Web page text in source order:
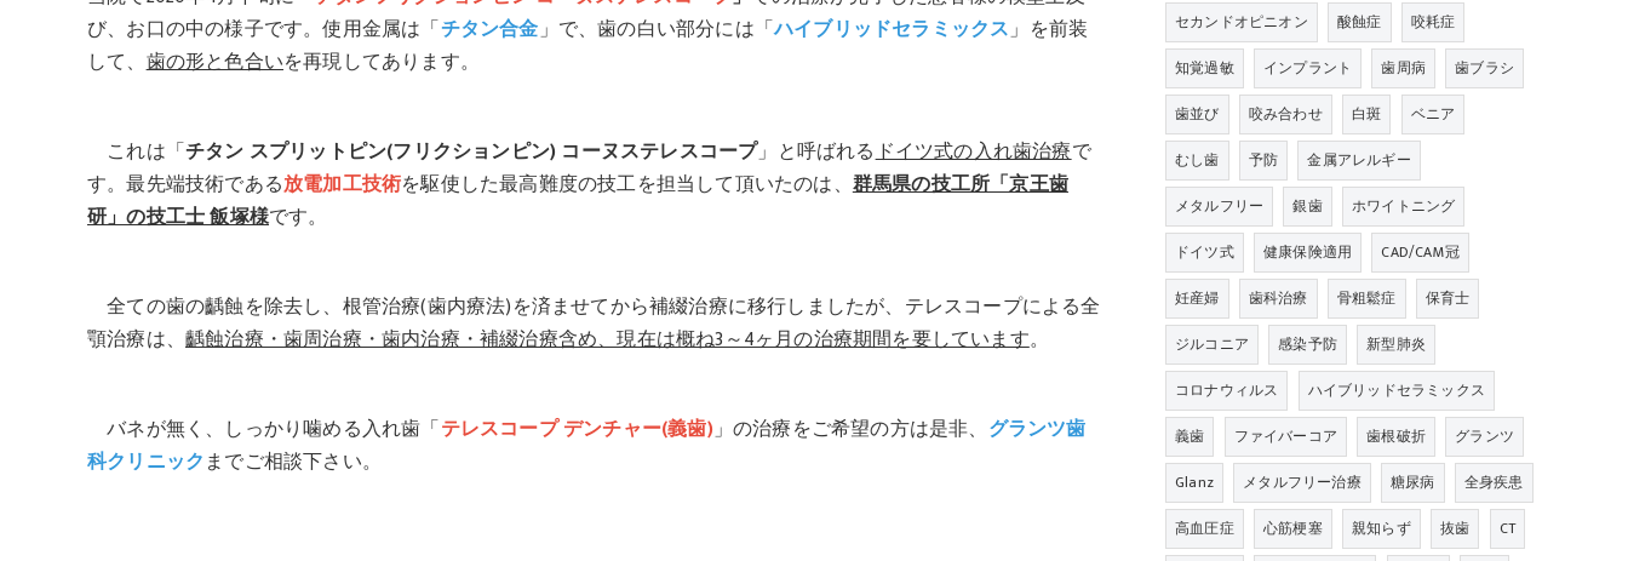
び、お口の中の様子です。使用金属は「チタン合金」で、歯の白い部分には「ハイブリッドセラミックス」を前装
して、歯の形と色合いを再現してあります。
これは「チタン スプリットピン(フリクションピン) コーヌステレスコープ」と呼ばれるドイツ式の入れ歯治療で
す。最先端技術である放電加工技術を駆使した最高難度の技工を担当して頂いたのは、群馬県の技工所「京王歯
研」の技工士 飯塚様です。
全ての歯の齲蝕を除去し、根管治療(歯内療法)を済ませてから補綴治療に移行しましたが、テレスコープによる全
顎治療は、 齲蝕治療・歯周治療・歯内治療・補綴治療含め、現在は概ね3～4ヶ月の治療期間を要しています。
バネが無く、しっかり噛める入れ歯「テレスコープ デンチャー(義歯)」の治療をご希望の方は是非、 グランツ歯
科クリニックまでご相談下さい。
セカンドオピニオン
酸蝕症
咬耗症
知覚過敏
インプラント 歯周病
歯ブラシ
歯並び
咬み合わせ 白斑
ベニア
むし歯
予防
金属アレルギー
メタルフリー
銀歯
ホワイトニング
ドイツ式
健康保険適用
CAD/CAM冠
妊産婦
歯科治療 骨粗鬆症
保育士
ジルコニア
感染予防
新型肺炎
コロナウィルス
ハイブリッドセラミックス
義歯
ファイバーコア 歯根破折
グランツ
Glanz
メタルフリー治療 糖尿病
全身疾患
高血圧症
心筋梗塞 親知らず 抜歯
CT